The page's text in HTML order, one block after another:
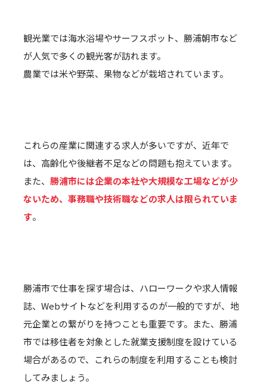
観光業では海水浴場やサーフスポット、勝浦朝市など
が人気で多くの観光客が訪れます。
農業では米や野菜、果物などが栽培されています。
これらの産業に関連する求人が多いですが、近年で
は、高齢化や後継者不足などの問題も抱えています。
また、 勝浦市には企業の本社や大規模な工場などが少
ないため、事務職や技術職などの求人は限られていま
す。
勝浦市で仕事を探す場合は、ハローワークや求人情報
誌、Webサイトなどを利用するのが一般的ですが、地
元企業との繋がりを持つことも重要です。また、勝浦
市では移住者を対象とした就業支援制度を設けている
場合があるので、これらの制度を利用することも検討
してみましょう。